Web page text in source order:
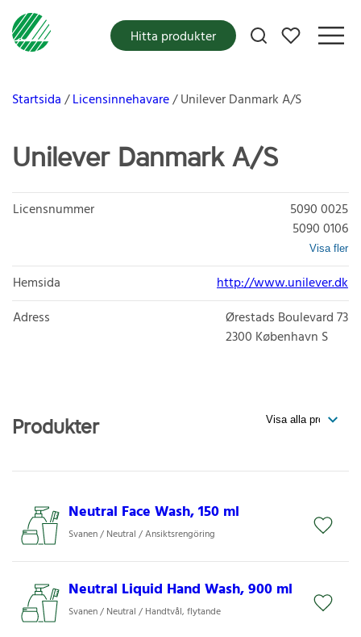
Mina favoriter
Hitta produkter
Startsida Licensinnehavare Unilever Danmark A/S
Unilever Danmark A/S
Licensnummer
5090 0025
5090 0106
Visa fler
Hemsida
http://www.unilever.dk
Adress
Ørestads Boulevard 73
2300 København S
Produkter
Neutral Face Wash, 150 ml
Svanen / Neutral / Ansiktsrengöring
Neutral Liquid Hand Wash, 900 ml
Svanen / Neutral / Handtvål, flytande